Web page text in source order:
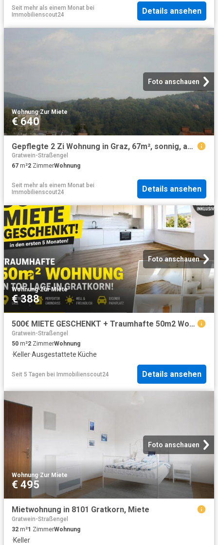
Seit mehr als einem Monat bei
Immobilienscout24
Details ansehen
Foto anschauen
Wohnung·Zur Miete
€ 640
Gepflegte 2 Zi Wohnung in Graz, 67m², sonnig, ab sofort, nur €640!
Gratwein-Straßengel
67 m²2 ZimmerWohnung
Seit mehr als einem Monat bei
Immobilienscout24
Details ansehen
Foto anschauen
Wohnung·Zur Miete
€ 388
500€ MIETE GESCHENKT + Traumhafte 50m2 Wohnung + Parkplatz + schnell Termin vereinbaren
Gratwein-Straßengel
50 m²2 ZimmerWohnung
·Keller·Ausgestattete Küche
Seit 5 Tagen bei Immobilienscout24 Details ansehen
Foto anschauen
Wohnung·Zur Miete
€ 495
Mietwohnung in 8101 Gratkorn, Miete
Gratwein-Straßengel
32 m²1 ZimmerWohnung
·Keller